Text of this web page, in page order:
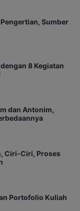
Sumber
8 Kegiatan
dan Antonim,
Ciri-Ciri, Proses
Portofolio Kuliah